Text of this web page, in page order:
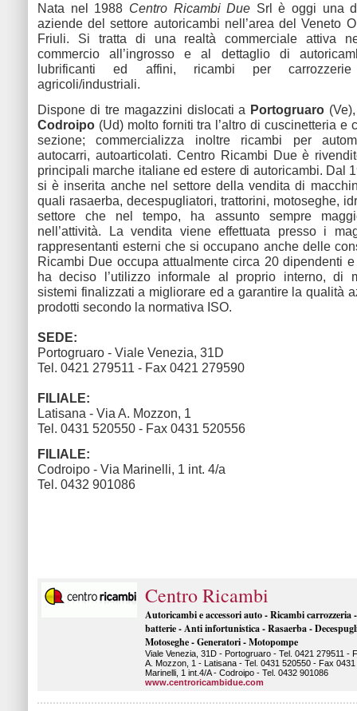
Nata nel 1988 Centro Ricambi Due Srl è oggi una
aziende del settore autoricambi nell’area del Veneto
Friuli. Si tratta di una realtà commerciale attiva
commercio all’ingrosso e al dettaglio di
lubrificanti ed affini, ricambi per
agricoli/industriali.
Dispone di tre magazzini dislocati a Portogruaro
Codroipo (Ud) molto forniti tra l’altro di cuscinetteria e
sezione; commercializza inoltre ricambi per
autocarri, autoarticolati. Centro Ricambi Due è
principali marche italiane ed estere di autoricambi. Dal
si è inserita anche nel settore della vendita di
quali rasaerba, decespugliatori, trattorini, motoseghe,
settore che nel tempo, ha assunto sempre
nell’attività. La vendita viene effettuata presso i
rappresentanti esterni che si occupano anche delle
Ricambi Due occupa attualmente circa 20 dipendenti
ha deciso l’utilizzo informale al proprio interno, di
sistemi finalizzati a migliorare ed a garantire la qualità
prodotti secondo la normativa ISO.
SEDE:
Portogruaro - Viale Venezia, 31D
Tel. 0421 279511 - Fax 0421 279590
FILIALE:
Latisana - Via A. Mozzon, 1
Tel. 0431 520550 - Fax 0431 520556
FILIALE:
Codroipo - Via Marinelli, 1 int. 4/a
Tel. 0432 901086
Centro Ricambi
Autoricambi e accessori auto - Ricambi
batterie - Anti infortunistica - Rasaerba -
Motoseghe - Generatori - Motopompe
Viale Venezia, 31D - Portogruaro - Tel. 0421 279511 -
A. Mozzon, 1 - Latisana - Tel. 0431 520550 - Fax
Marinelli, 1 int.4/A - Codroipo - Tel. 0432 901086
www.centroricambidue.com